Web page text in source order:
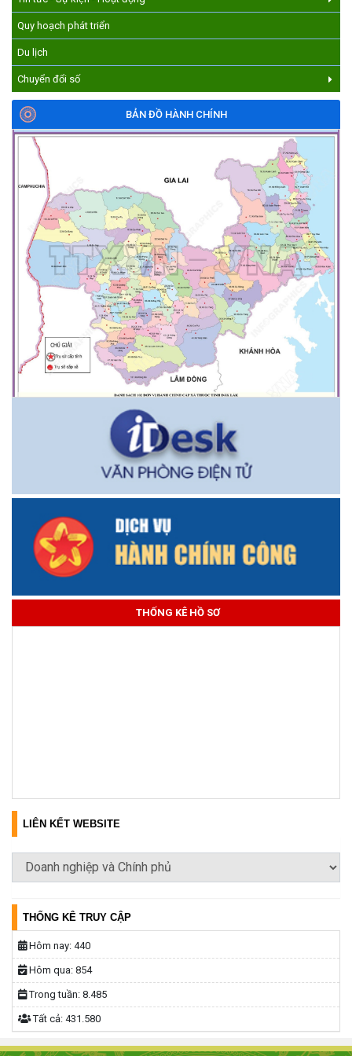
Quy hoạch phát triển
Du lịch
Chuyển đổi số
BẢN ĐỒ HÀNH CHÍNH
THỐNG KÊ HỒ SƠ
LIÊN KẾT WEBSITE
THỐNG KÊ TRUY CẬP
Hôm nay: 440
Hôm qua: 854
Trong tuần: 8.485
Tất cả: 431.580